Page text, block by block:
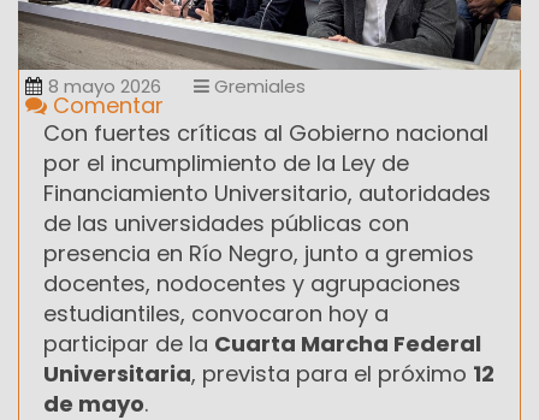
8 mayo 2026 Gremiales
Comentar
Con fuertes críticas al Gobierno nacional
por el incumplimiento de la Ley de
Financiamiento Universitario, autoridades
de las universidades públicas con
presencia en Río Negro, junto a gremios
docentes, nodocentes y agrupaciones
estudiantiles, convocaron hoy a
participar de la Cuarta Marcha Federal
Universitaria, prevista para el próximo 12
de mayo.